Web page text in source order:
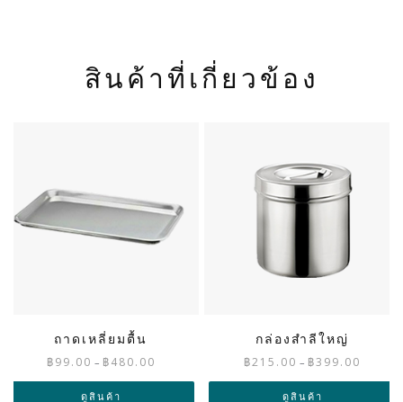
สินค้าที่เกี่ยวข้อง
ถาดเหลี่ยมตื้น
฿99.00 – ฿480.00
ดูสินค้า
กล่องสำลีใหญ่
฿215.00 – ฿399.00
ดูสินค้า